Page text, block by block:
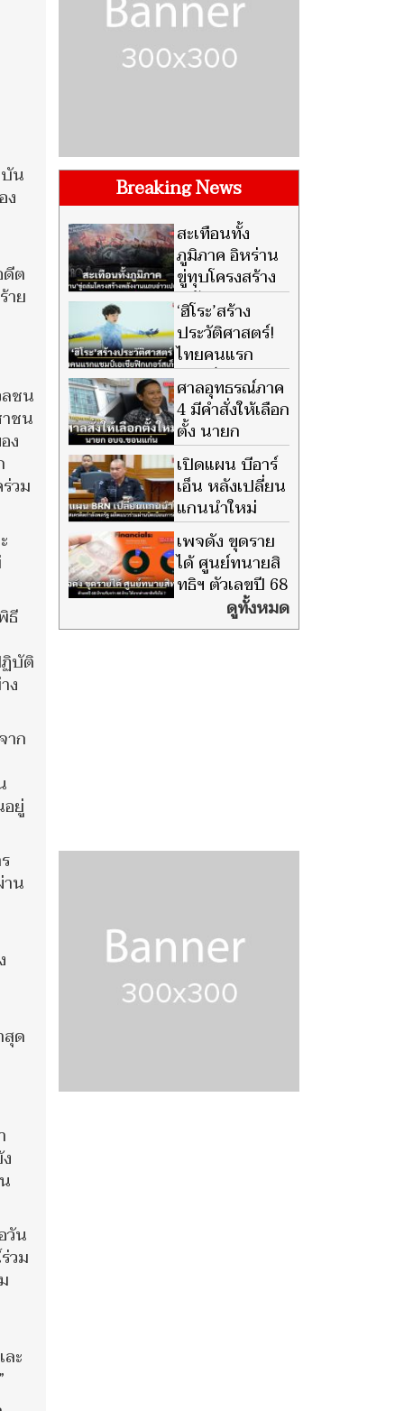
น
ง
ต
าย
ชน
ชน
ง
วม
ธี
บัติ
ง
าก
ยู่
น
สุด
วัน
วม
ะ
Breaking News
สะเทือนทั้ง
ภูมิภาค อิหร่าน
ขู่ทุบโครงสร้าง
พลังงานแถบ
อ่าวเปอร์เซีย หากสหรัฐกล้าเปิด
ฉากถล่ม
‘ฮิโระ’สร้าง
ประวัติศาสตร์!
ไทยคนแรก
แชมป์เอเชียฟิก
เกอร์สเก็ตติ้ง ศาลอุทธรณ์ภาค
4 มีคำสั่งให้เลือก
ตั้ง นายก
อบจ.ขอนแก่น
ใหม่ เปิดแผน บีอาร์
เอ็น หลังเปลี่ยน
แกนนำใหม่
เน้นดิสเครดิต
กำลังพลรัฐ ผลิตแนวร่วมผ่าน
การบิดเบือนการศึกษา
เพจดัง ขุดราย
ได้ ศูนย์ทนายสิ
ทธิฯ ตัวเลขปี 68
มีรายรับกว่า 44
ล้าน ได้จากต่างชาติหรือไม่ ?
ดูทั้งหมด